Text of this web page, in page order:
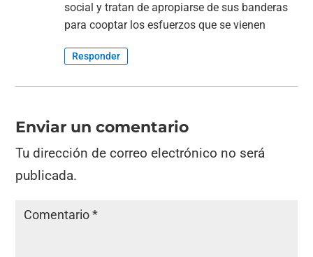
social y tratan de apropiarse de sus banderas
para cooptar los esfuerzos que se vienen
Responder
Enviar un comentario
Tu dirección de correo electrónico no será
publicada.